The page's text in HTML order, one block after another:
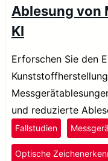
Ablesung von
KI
Erforschen Sie den
und reduzierte
Fallstudien
Optische